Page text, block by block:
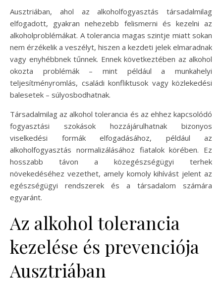
Ausztriában, ahol az alkoholfogyasztás társadalmilag
elfogadott, gyakran nehezebb felismerni és kezelni az
alkoholproblémákat. A tolerancia magas szintje miatt sokan
nem érzékelik a veszélyt, hiszen a kezdeti jelek elmaradnak
vagy enyhébbnek tűnnek. Ennek következtében az alkohol
okozta problémák – mint például a munkahelyi
teljesítményromlás, családi konfliktusok vagy közlekedési
balesetek – súlyosbodhatnak.
Társadalmilag az alkohol tolerancia és az ehhez kapcsolódó
fogyasztási szokások hozzájárulhatnak bizonyos
viselkedési formák elfogadásához, például az
alkoholfogyasztás normalizálásához fiatalok körében. Ez
hosszabb távon a közegészségügyi terhek
növekedéséhez vezethet, amely komoly kihívást jelent az
egészségügyi rendszerek és a társadalom számára
egyaránt.
Az alkohol tolerancia
kezelése és prevenciója
Ausztriában